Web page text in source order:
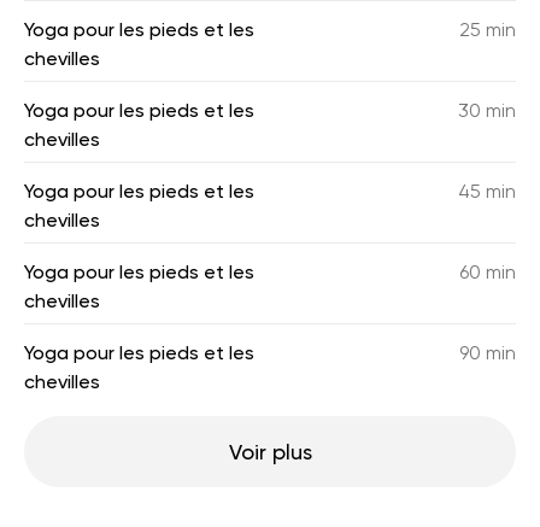
Yoga pour les pieds et les
chevilles
25 min
Yoga pour les pieds et les
chevilles
30 min
Yoga pour les pieds et les
chevilles
45 min
Yoga pour les pieds et les
chevilles
60 min
Yoga pour les pieds et les
chevilles
90 min
Voir plus